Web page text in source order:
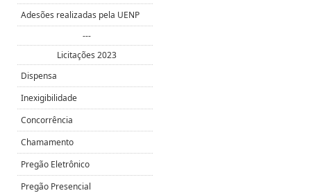
Adesões realizadas pela UENP
---
Licitações 2023
Dispensa
Inexigibilidade
Concorrência
Chamamento
Pregão Eletrônico
Pregão Presencial